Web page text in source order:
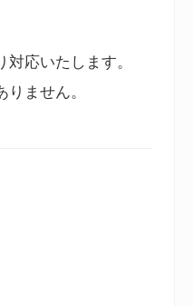
応いたします。
ません。